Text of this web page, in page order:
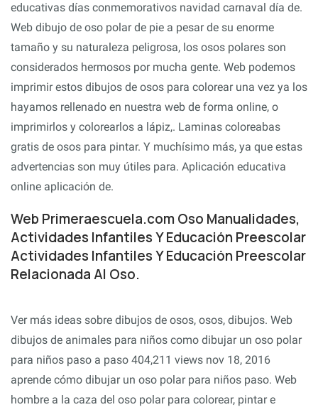
educativas días conmemorativos navidad carnaval día de.
Web dibujo de oso polar de pie a pesar de su enorme
tamaño y su naturaleza peligrosa, los osos polares son
considerados hermosos por mucha gente. Web podemos
imprimir estos dibujos de osos para colorear una vez ya los
hayamos rellenado en nuestra web de forma online, o
imprimirlos y colorearlos a lápiz,. Laminas coloreabas
gratis de osos para pintar. Y muchísimo más, ya que estas
advertencias son muy útiles para. Aplicación educativa
online aplicación de.
Web Primeraescuela.com Oso Manualidades,
Actividades Infantiles Y Educación Preescolar
Actividades Infantiles Y Educación Preescolar
Relacionada Al Oso.
Ver más ideas sobre dibujos de osos, osos, dibujos. Web
dibujos de animales para niños como dibujar un oso polar
para niños paso a paso 404,211 views nov 18, 2016
aprende cómo dibujar un oso polar para niños paso. Web
hombre a la caza del oso polar para colorear, pintar e